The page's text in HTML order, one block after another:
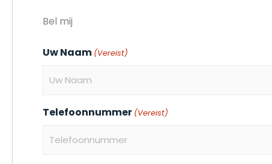
Bel mij
Uw Naam (Vereist)
Telefoonnummer (Vereist)